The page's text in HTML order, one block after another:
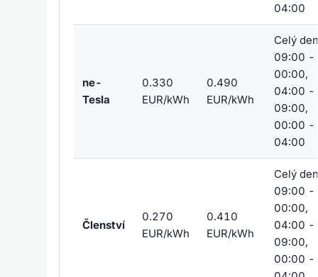
04:00
ne-
Tesla
0.330
EUR/kWh
0.490
EUR/kWh
Celý
09:00 -
00:00,
04:00 -
09:00,
00:00 -
04:00
Členství
0.270
EUR/kWh
0.410
EUR/kWh
Celý
09:00 -
00:00,
04:00 -
09:00,
00:00 -